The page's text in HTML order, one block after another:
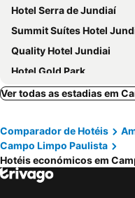
Hotel Serra de Jundiaí
Summit Suítes Hotel
Quality Hotel Jundiai
Hotel Gold Park
Nobile Inn Jundiaí
Hotel Marabá
Travel Inn Flats Jundiai
Recanto da Paz Hotel
Ver todas as estadias em
Comparador de Hotéis
Campo Limpo Paulista
Hotéis económicos em